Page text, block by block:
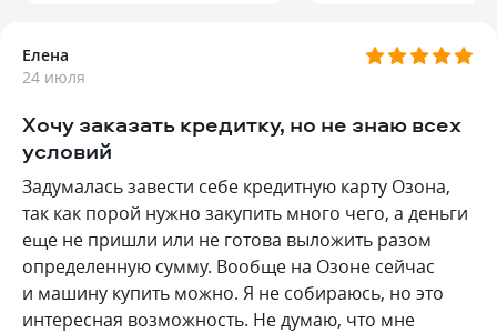
Елена
24 июля
Хочу заказать кредитку, но не знаю всех
условий
Задумалась завести себе кредитную карту Озона,
так как порой нужно закупить много чего, а деньги
еще не пришли или не готова выложить разом
определенную сумму. Вообще на Озоне сейчас
и машину купить можно. Я не собираюсь, но это
интересная возможность. Не думаю, что мне